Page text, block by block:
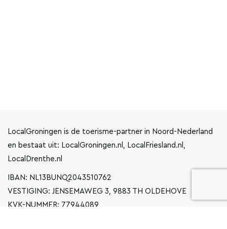
LocalGroningen is de toerisme-partner in Noord-Nederland
en bestaat uit: LocalGroningen.nl, LocalFriesland.nl,
LocalDrenthe.nl
IBAN: NL13BUNQ2043510762
VESTIGING: JENSEMAWEG 3, 9883 TH OLDEHOVE
KVK-NUMMER: 77944089